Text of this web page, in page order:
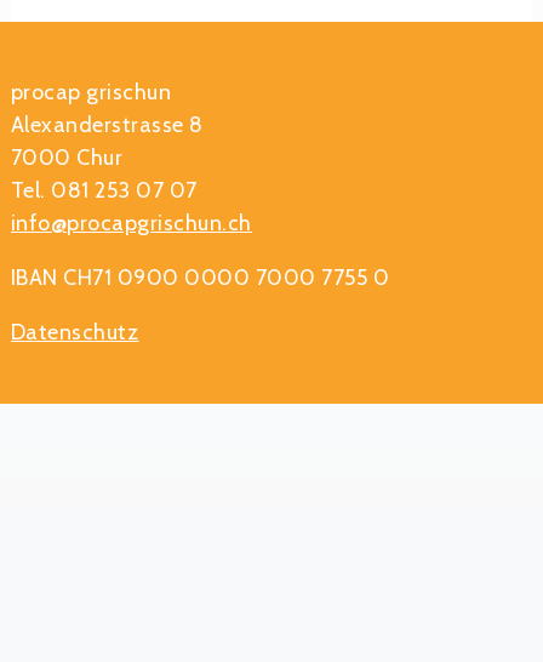
procap grischun
Alexanderstrasse 8
7000 Chur
Tel. 081 253 07 07
info@procapgrischun.ch
IBAN CH71 0900 0000 7000 7755 0
Datenschutz